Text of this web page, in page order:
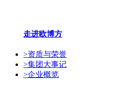
走进欧博方
>资质与荣誉
>集团大事记
>企业概览